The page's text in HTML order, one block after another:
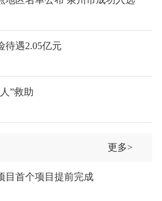
待遇2.05亿元
”救助
更多>
目首个项目提前完成